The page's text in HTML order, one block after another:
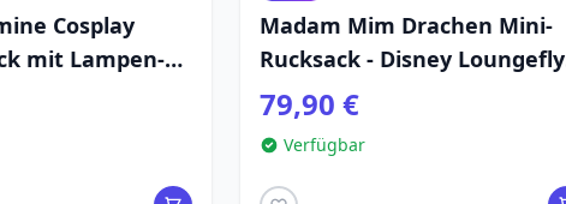
Cosplay
mit Lampen-
Loungefly
Madam Mim Drachen Mini-
Rucksack - Disney Loungefly
Die Hexe und der Zauberer
79,90 €
Verfügbar